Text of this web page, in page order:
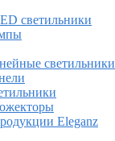
светильники
светильники
Eleganz